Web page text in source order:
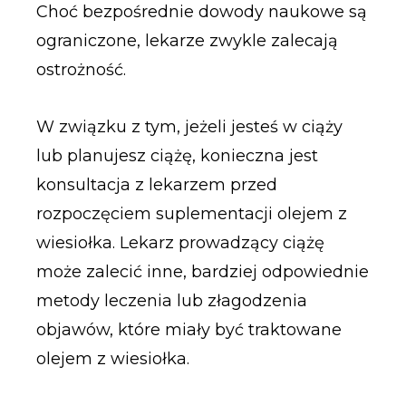
Choć bezpośrednie dowody naukowe są
ograniczone, lekarze zwykle zalecają
ostrożność.
W związku z tym, jeżeli jesteś w ciąży
lub planujesz ciążę, konieczna jest
konsultacja z lekarzem przed
rozpoczęciem suplementacji olejem z
wiesiołka. Lekarz prowadzący ciążę
może zalecić inne, bardziej odpowiednie
metody leczenia lub złagodzenia
objawów, które miały być traktowane
olejem z wiesiołka.